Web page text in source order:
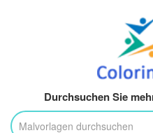
Durchsuchen Sie